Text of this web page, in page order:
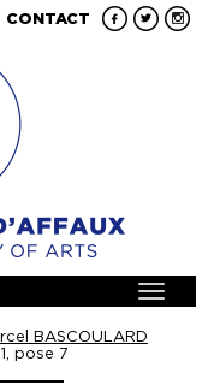
CONTACT
Toggle
BASCOULARD
pose 7